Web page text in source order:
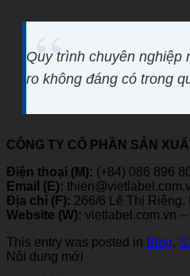
Quy trình chuyên nghiệp
ro không đáng có trong
CÔNG TY CỔ PHẦN SẢN
Điện thoại (M): (+84) 086 896
Email (E):
Địa chỉ (F): 266/6 Lê Thị
Website (W): vietlabel.com.vn
This entry was posted in Blog,
Nội dung mới